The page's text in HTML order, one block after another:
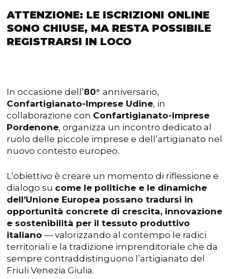
ATTENZIONE: LE ISCRIZIONI ONLINE
SONO CHIUSE, MA RESTA POSSIBILE
REGISTRARSI IN LOCO
In occasione dell’80° anniversario,
Confartigianato-Imprese Udine, in
collaborazione con Confartigianato-Imprese
Pordenone, organizza un incontro dedicato al
ruolo delle piccole imprese e dell’artigianato nel
nuovo contesto europeo.
L’obiettivo è creare un momento di riflessione e
dialogo su come le politiche e le dinamiche
dell’Unione Europea possano tradursi in
opportunità concrete di crescita, innovazione
e sostenibilità per il tessuto produttivo
italiano — valorizzando al contempo le radici
territoriali e la tradizione imprenditoriale che da
sempre contraddistinguono l’artigianato del
Friuli Venezia Giulia.